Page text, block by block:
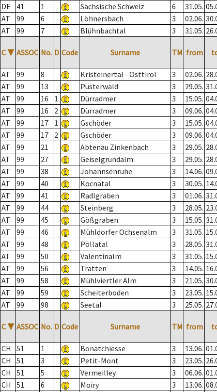
DE
41 1 Sächsische Schweiz 6 31.05.
AT
99 6 Löhnersbach 3 02.06.
AT
99 7 Blühnbachtal 3 31.05.
C ▼ ASSOC No. D Code Surname TM from
AT 99 8 Kristeinertal - Osttirol 3 02.06.
AT
99 13 Pusterwald 3 29.05.
AT
99 16 1 Dürradmer 3 15.05.
AT
99 16 2 Dürradmer 3 09.06.
AT
99 17 1 Gschöder 3 15.05.
AT
99 17 2 Gschöder 3 09.06.
AT
99 21 Abtenau Zinkenbach 3 29.05.
AT
99 27 Geiselgrundalm 3 29.05.
AT
99 38 Johannsenruhe 3 14.06.
AT
99 40 Kocnatal 3 30.05.
AT
99 41 Radlgraben 3 01.06.
AT
99 44 Steinberg 3 28.05.
AT
99 45 Gößgraben 3 15.05.
AT
99 46 Mühldorfer Ochsenalm 3 31.05.
AT
99 48 Pöllatal 3 28.05.
AT
99 50 Valentinalm 3 31.05.
AT
99 56 Tratten 3 14.05.
AT
99 58 Mühlviertler Alm 3 21.05.
AT
99 59 Scheiterboden 3 23.05.
AT
99 98 Seetal 3 25.05.
C ▼ ASSOC No. D Code Surname TM from
CH 51 1 Bonatchiesse 3 13.06.
CH
51 3 Petit-Mont 3 23.05.
CH
51 5 Vermeilley 3 06.06.
CH
51 6 Moiry 3 13.06.